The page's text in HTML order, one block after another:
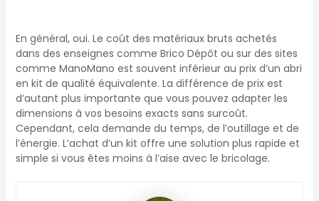
En général, oui. Le coût des matériaux bruts achetés
dans des enseignes comme Brico Dépôt ou sur des sites
comme ManoMano est souvent inférieur au prix d’un abri
en kit de qualité équivalente. La différence de prix est
d’autant plus importante que vous pouvez adapter les
dimensions à vos besoins exacts sans surcoût.
Cependant, cela demande du temps, de l’outillage et de
l’énergie. L’achat d’un kit offre une solution plus rapide et
simple si vous êtes moins à l’aise avec le bricolage.